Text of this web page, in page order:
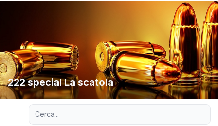
222 special La scatola